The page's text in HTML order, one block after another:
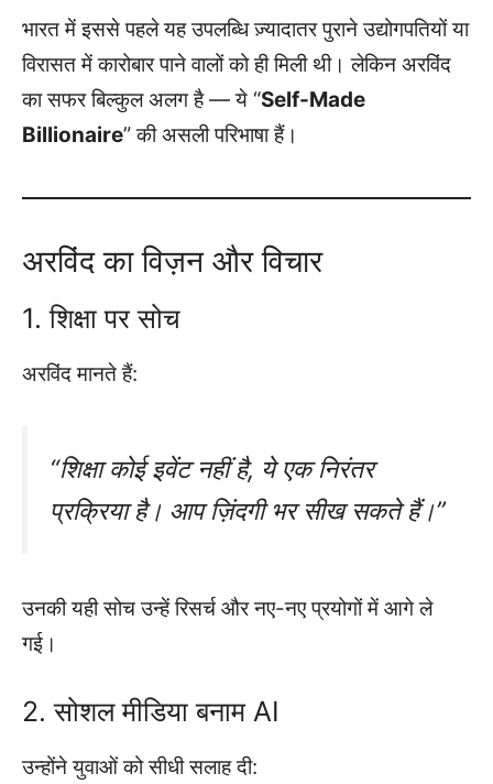
भारत में इससे पहले यह उपलब्धि ज़्यादातर पुराने उद्योगपतियों या
विरासत में कारोबार पाने वालों को ही मिली थी। लेकिन अरविंद
का सफर बिल्कुल अलग है — ये “Self-Made
Billionaire” की असली परिभाषा हैं।
अरविंद का विज़न और विचार
1. शिक्षा पर सोच
अरविंद मानते हैं:
“शिक्षा कोई इवेंट नहीं है, ये एक निरंतर
प्रक्रिया है। आप ज़िंदगी भर सीख सकते हैं।”
उनकी यही सोच उन्हें रिसर्च और नए-नए प्रयोगों में आगे ले
गई।
2. सोशल मीडिया बनाम AI
उन्होंने युवाओं को सीधी सलाह दी: